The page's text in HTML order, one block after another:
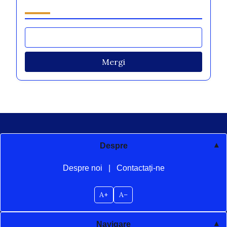
Mergi
Despre
Despre noi Contactați-ne
A+ A–
Navigare